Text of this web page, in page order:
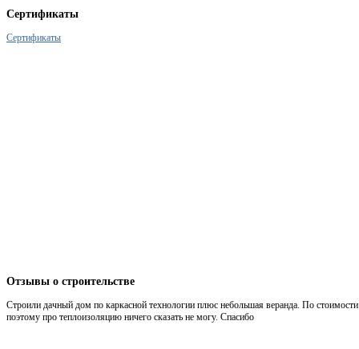
Сертификаты
Сертификаты
Отзывы о строительстве
Строили дачный дом по каркасной технологии плюс небольшая веранда. По
поэтому про теплоизоляцию ничего сказать не могу. Спасибо